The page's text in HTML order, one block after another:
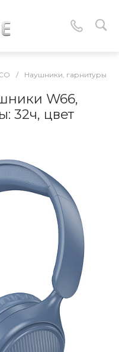
/ Наушники, гарнитуры,
W66,
32ч, цвет